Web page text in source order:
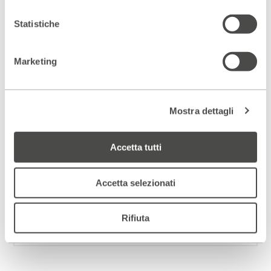
Statistiche
Marketing
Mostra dettagli
Accetta tutti
Accetta selezionati
Rifiuta
– Stefano Massini
Scopri un luogo unico